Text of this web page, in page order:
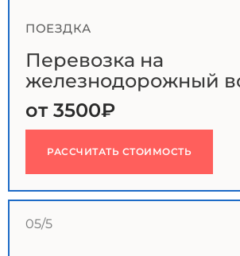
ПОЕЗДКА
Перевозка на
железнодорожный
от 3500₽
РАССЧИТАТЬ СТОИМОСТЬ
05/5